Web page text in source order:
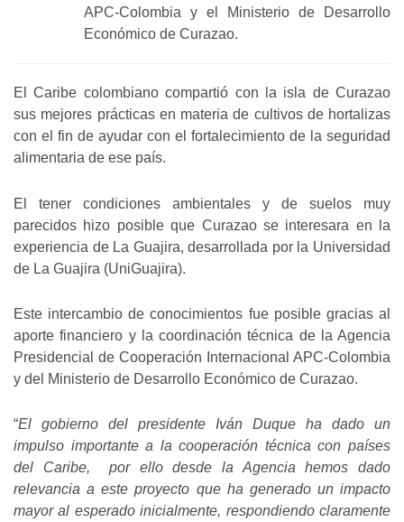
APC-Colombia y el Ministerio de Desarrollo
Económico de Curazao.
El Caribe colombiano compartió con la isla de Curazao
sus mejores prácticas en materia de cultivos de hortalizas
con el fin de ayudar con el fortalecimiento de la seguridad
alimentaria de ese país.
El tener condiciones ambientales y de suelos muy
parecidos hizo posible que Curazao se interesara en la
experiencia de La Guajira, desarrollada por la Universidad
de La Guajira (UniGuajira).
Este intercambio de conocimientos fue posible gracias al
aporte financiero y la coordinación técnica de la Agencia
Presidencial de Cooperación Internacional APC-Colombia
y del Ministerio de Desarrollo Económico de Curazao.
“El gobierno del presidente Iván Duque ha dado un
impulso importante a la cooperación técnica con países
del Caribe, por ello desde la Agencia hemos dado
relevancia a este proyecto que ha generado un impacto
mayor al esperado inicialmente, respondiendo claramente